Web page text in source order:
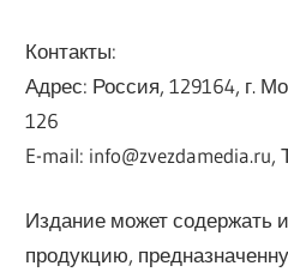
Контакты:
Адрес: Россия, 129164, г.
126
E-mail: info@zvezdamedia.ru,
Издание может содержать
продукцию,